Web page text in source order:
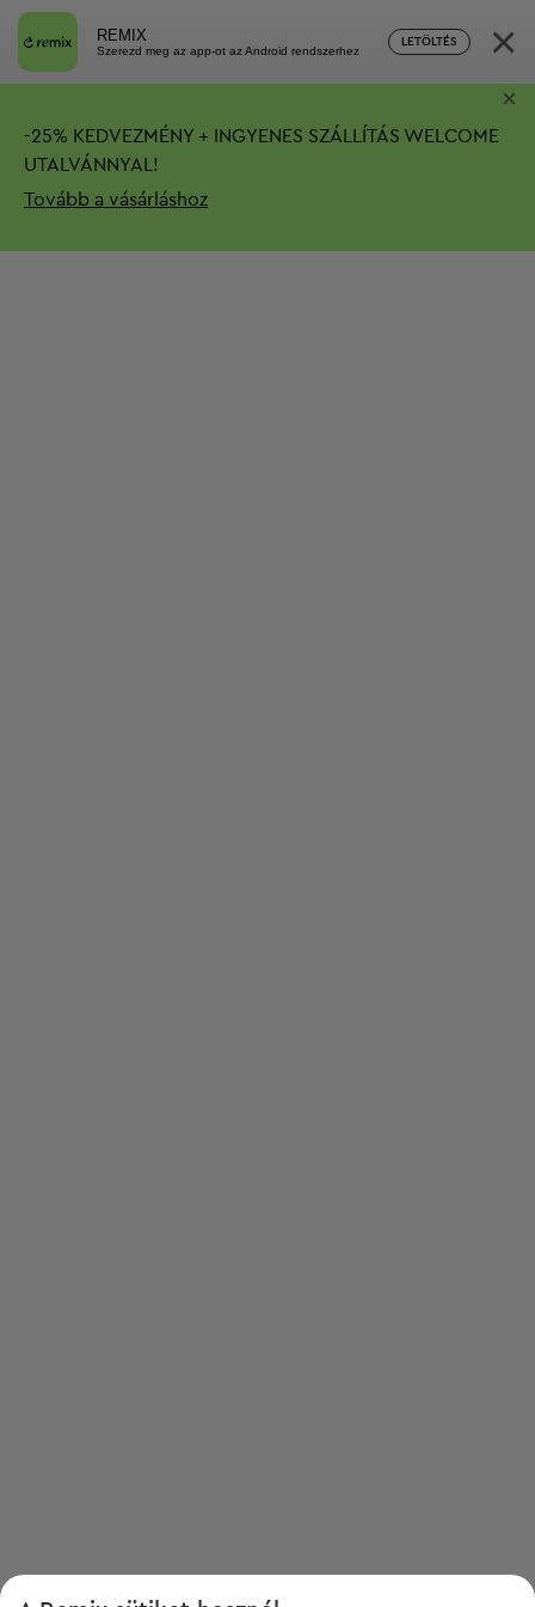
REMIX
Szerezd meg az app-ot az Android rendszerhez
LETÖLTÉS ×
-25% KEDVEZMÉNY + INGYENES SZÁLLÍTÁS WELCOME
UTALVÁNNYAL!
Tovább a vásárláshoz
×